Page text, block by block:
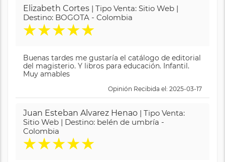
Elizabeth Cortes | Tipo Venta: Sitio Web |
Destino: BOGOTA - Colombia
★★★★★
Buenas tardes me gustaría el catálogo de editorial
del magisterio. Y libros para educación. Infantil.
Muy amables
Opinión Recibida el: 2025-03-17
Juan Esteban Alvarez Henao | Tipo Venta:
Sitio Web | Destino: belén de umbría -
Colombia
★★★★★